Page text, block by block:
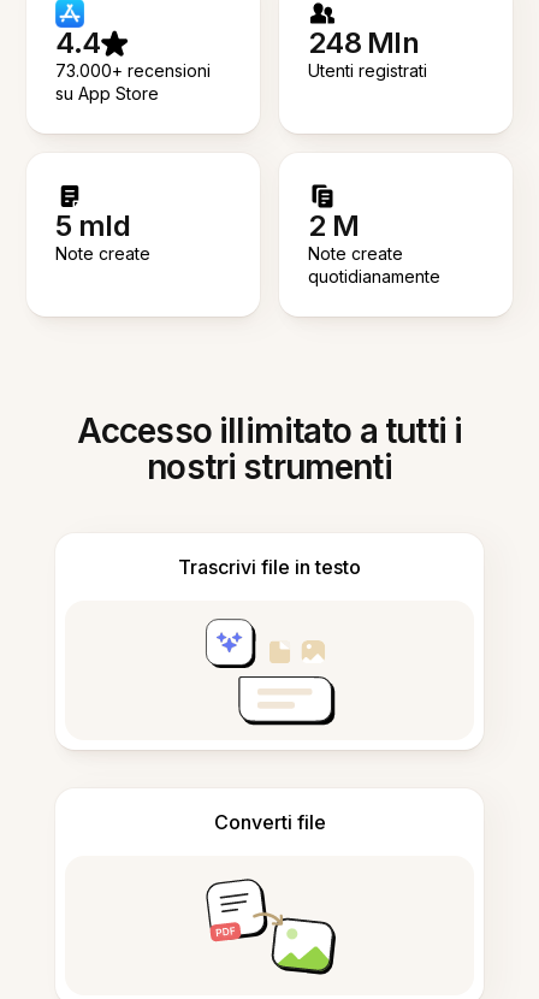
4.4
73.000+ recensioni
su App Store
248 Mln
Utenti registrati
5 mld
Note create
2 M
Note create
quotidianamente
Accesso illimitato a tutti i
nostri strumenti
Trascrivi file in testo
Converti file